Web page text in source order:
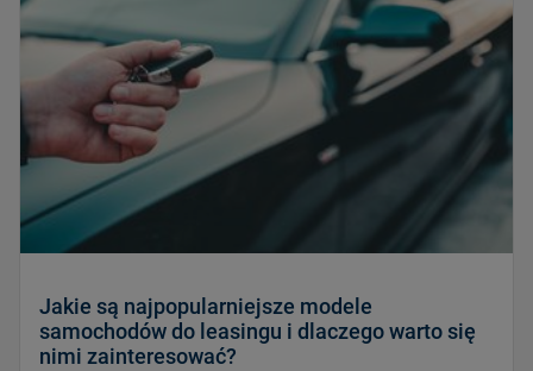
Jakie są najpopularniejsze modele
samochodów do leasingu i dlaczego warto się
nimi zainteresować?